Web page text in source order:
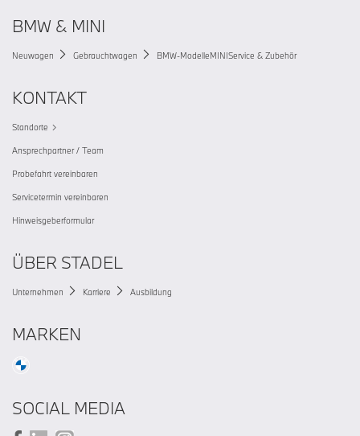
BMW & MINI
Neuwagen Gebrauchtwagen BMW-ModelleMINIService & Zubehör
KONTAKT
Standorte
Ansprechpartner / Team
Probefahrt vereinbaren
Servicetermin vereinbaren
Hinweisgeberformular
ÜBER STADEL
Unternehmen Karriere Ausbildung
MARKEN
SOCIAL MEDIA